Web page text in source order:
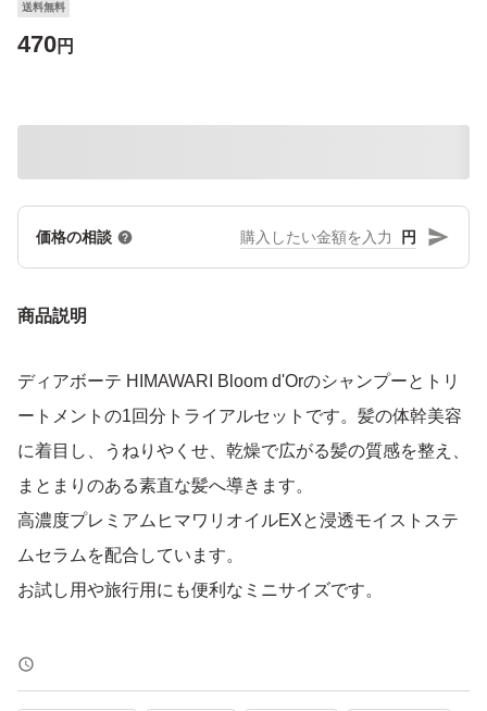
送料無料
470円
価格の相談 円
商品説明
ディアボーテ HIMAWARI Bloom d'Orのシャンプーとトリ
ートメントの1回分トライアルセットです。髪の体幹美容
に着目し、うねりやくせ、乾燥で広がる髪の質感を整え、
まとまりのある素直な髪へ導きます。
高濃度プレミアムヒマワリオイルEXと浸透モイストステ
ムセラムを配合しています。
お試し用や旅行用にも便利なミニサイズです。
【ブランド】Dear Beaute HIMAWARI
【カテゴリ】シャンプー＆トリートメント